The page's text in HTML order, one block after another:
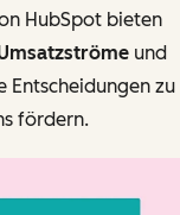
HubSpot bieten
und
Entscheidungen zu
fördern.